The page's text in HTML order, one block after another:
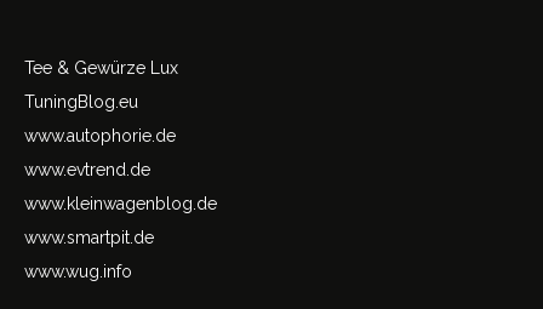
Tee & Gewürze Lux
TuningBlog.eu
www.autophorie.de
www.evtrend.de
www.kleinwagenblog.de
www.smartpit.de
www.wug.info